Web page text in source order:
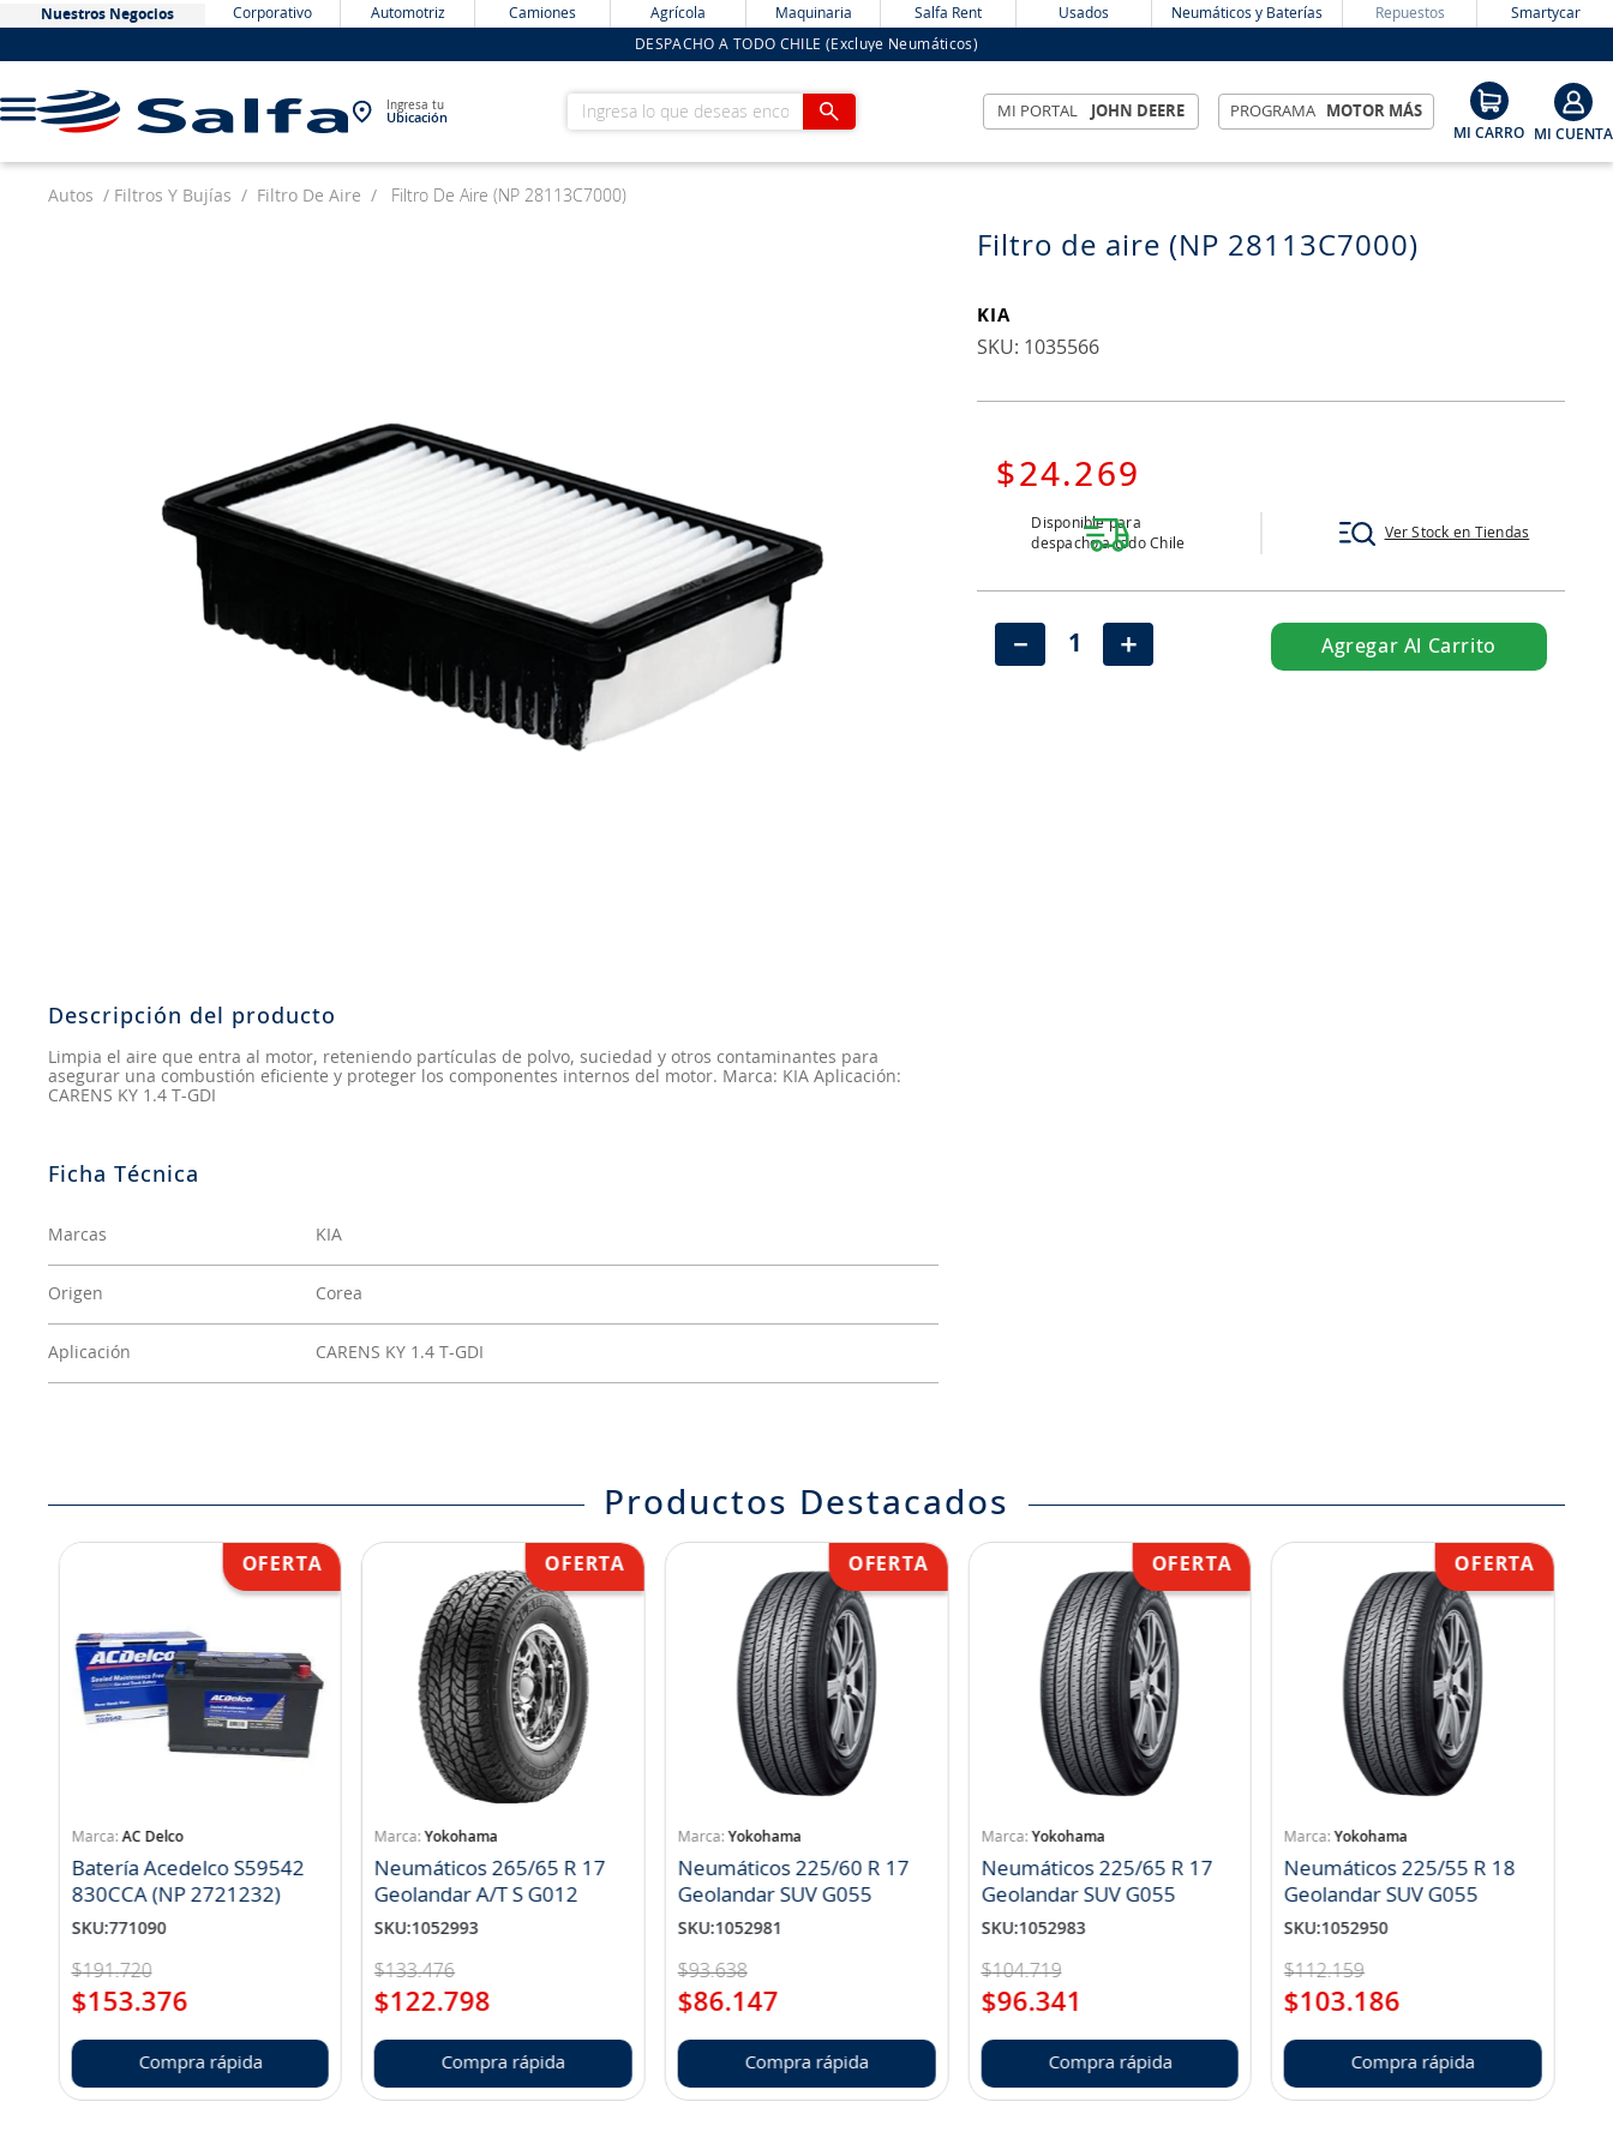
Nuestros Negocios Corporativo Automotriz Camiones Agrícola Maquinaria Salfa Rent Usados Neumáticos y Baterías Repuestos Smartycar
DESPACHO A TODO CHILE (Excluye Neumáticos)
Ingresa tu
Ubicación
Ingresa lo que deseas encontrar MI PORTAL JOHN DEERE PROGRAMA MOTOR MÁS
Autos Filtros Y Bujías Filtro De Aire Filtro De Aire (NP 28113C7000)
Descripción del producto
Limpia el aire que entra al motor, reteniendo partículas de polvo, suciedad y otros contaminantes para
asegurar una combustión eficiente y proteger los componentes internos del motor. Marca: KIA Aplicación:
CARENS KY 1.4 T-GDI
Marcas KIA
Origen Corea
Aplicación CARENS KY 1.4 T-GDI
Filtro de aire (NP 28113C7000)
KIA
: 1035566
$24.269
Disponible para
despacho a todo Chile
Ver Stock en Tiendas
＋
－ Agregar Al Carrito
Productos Destacados
AC Delco
Batería Acedelco S59542
830CCA (NP 2721232)
SKU:771090
$191.720
$153.376
Compra rápida
Yokohama
Neumáticos 265/65 R 17
Geolandar A/T S G012
SKU:1052993
$133.476
$122.798
Compra rápida
Yokohama
Neumáticos 225/60 R 17
Geolandar SUV G055
SKU:1052981
$93.638
$86.147
Compra rápida
Yokohama
Neumáticos 225/65 R 17
Geolandar SUV G055
SKU:1052983
$104.719
$96.341
Compra rápida
Yokohama
Neumáticos 225/55 R 18
Geolandar SUV G055
SKU:1052950
$112.159
$103.186
Compra rápida
chevrolet